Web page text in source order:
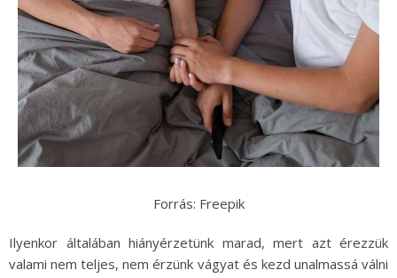
Forrás: Freepik
Ilyenkor általában hiányérzetünk marad, mert azt érezzük
valami nem teljes, nem érzünk vágyat és kezd unalmassá válni